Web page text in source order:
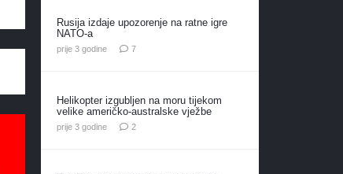
Rusija izdaje upozorenje na ratne igre
NATO-a
prije 3 godine 7komentara
Helikopter izgubljen na moru tijekom
velike američko-australske vježbe
prije 3 godine 2komentara